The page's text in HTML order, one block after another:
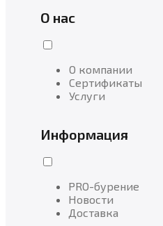
О нас
О компании
Сертификаты
Услуги
Информация
PRO-бурение
Новости
Доставка